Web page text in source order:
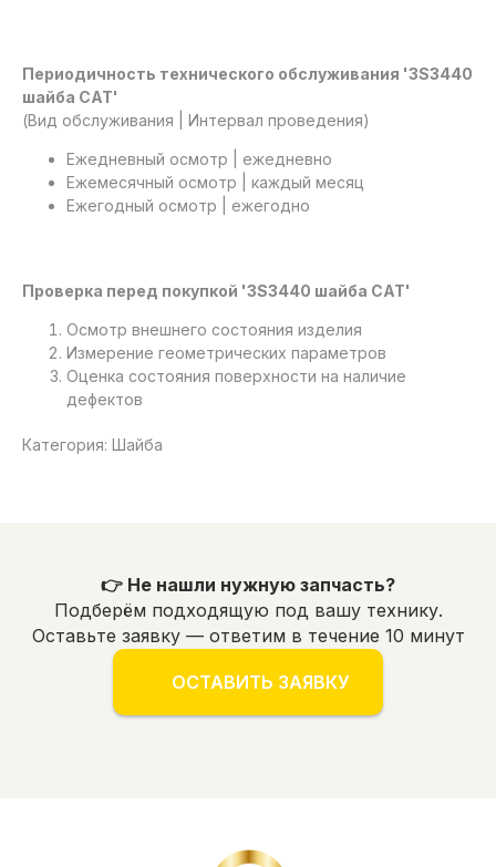
Периодичность технического обслуживания '3S3440
шайба САТ'
(Вид обслуживания | Интервал проведения)
Ежедневный осмотр | ежедневно
Ежемесячный осмотр | каждый месяц
Ежегодный осмотр | ежегодно
Проверка перед покупкой '3S3440 шайба САТ'
Осмотр внешнего состояния изделия
Измерение геометрических параметров
Оценка состояния поверхности на наличие
дефектов
Категория: Шайба
👉 Не нашли нужную запчасть?
Подберём подходящую под вашу технику.
Оставьте заявку — ответим в течение 10 минут
ОСТАВИТЬ ЗАЯВКУ